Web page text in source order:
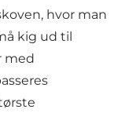
hvor man
kig ud til
med